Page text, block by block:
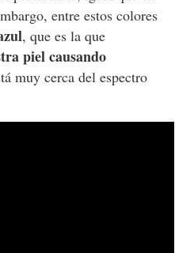
entre estos colores
, que es la que
piel causando
muy cerca del espectro